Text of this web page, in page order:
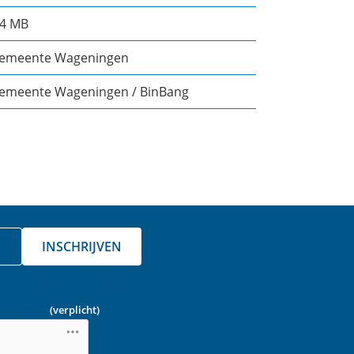
MB
Wageningen
Wageningen / BinBang
(verplicht)
INSCHRIJVEN